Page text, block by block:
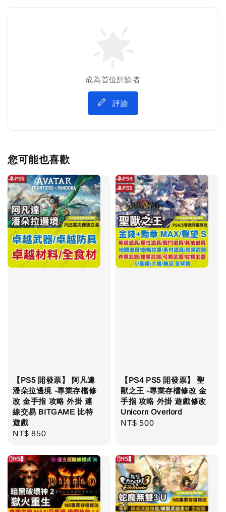
成為首位評論者
評論
您可能也喜歡
【PS5 開發票】 阿凡達
潘朵拉邊境 -專業存檔修
改 金手指 攻略 外掛 連
線交易 BITGAME 比特
遊戲
Regular
NT$ 850
【PS4 PS5 開發票】 聖
獸之王 -專業存檔修改 金
手指 攻略 外掛 遊戲修改
Unicorn Overlord
Regular
NT$ 500